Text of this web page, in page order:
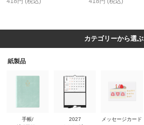
カテゴリーから選ぶ
紙製品
手帳/
2027
メッセージカード